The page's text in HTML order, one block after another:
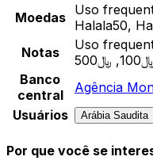
Moedas Uso
Halala50,
Notas
Uso
﷼500
Banco
central
Agência
Usuários
Arábia Saudita
Por que você se